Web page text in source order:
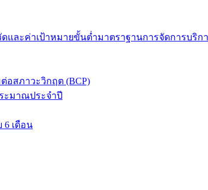
ละค่าเป้าหมายขั้นต่ำมาตราฐานการจัดการบริก
อสภาวะวิกฤต (BCP)
ะมาณประจำปี
6 เดือน